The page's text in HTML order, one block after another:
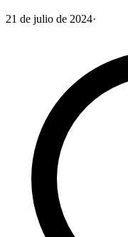
21 de julio de 2024·